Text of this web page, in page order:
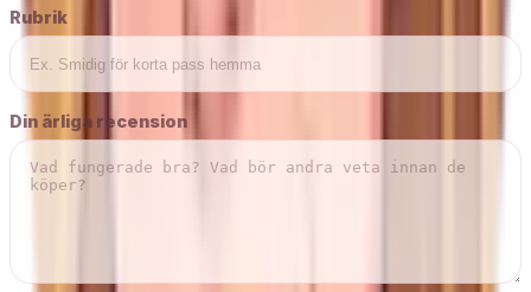
Rubrik
Din ärliga recension